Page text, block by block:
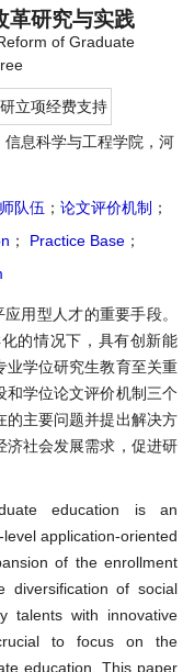
革研究与实践
of Graduate
立项经费支持
信息科学与工程学院，河
队伍 ； 论文评价机制 ；
； Practice Base ；
用型人才的重要手段。
的情况下，具有创新能
业学位研究生教育至关重
和学位论文评价机制三个
的主要问题并提出解决方
济社会发展需求，促进研
education is an
application-oriented
of the enrollment
diversification of social
talents with innovative
to focus on the
education. This paper